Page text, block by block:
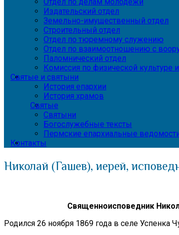
Издательский отдел
Земельно-имущественный отдел
Строительный отдел
Отдел по тюремному служению
Отдел по взаимоотношению с
Паломнический отдел
Комиссия по физической культуре и
Святые и святыни
История епархии
История храмов
Святые
Святыни
Богослужебные тексты
Пермские епархиальные
Контакты
Николай (Гашев), иерей,
Священноисповедник
Родился 26 ноября 1869 года в селе Успенка